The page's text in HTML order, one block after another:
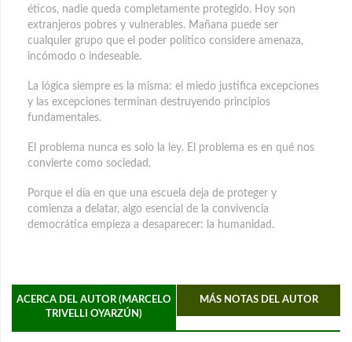
éticos, nadie queda completamente protegido. Hoy son
extranjeros pobres y vulnerables. Mañana puede ser
cualquier grupo que el poder político considere amenaza,
incómodo o indeseable.
La lógica siempre es la misma: el miedo justifica excepciones
y las excepciones terminan destruyendo principios
fundamentales.
El problema nunca es solo la ley. El problema es en qué nos
convierte como sociedad.
Porque el día en que una escuela deja de proteger y
comienza a delatar, algo esencial de la convivencia
democrática empieza a desaparecer: la humanidad.
ACERCA DEL AUTOR (MARCELO
TRIVELLI OYARZÚN)
MÁS NOTAS DEL AUTOR